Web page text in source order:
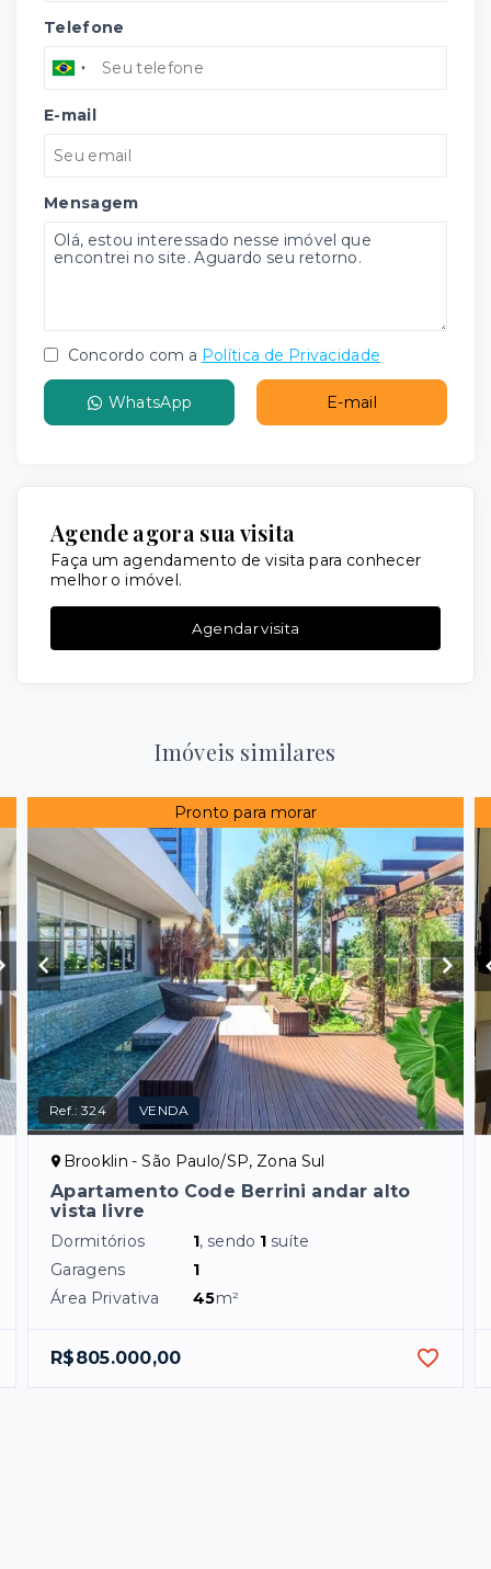
Telefone
E-mail
Mensagem
Concordo com a Política de Privacidade
WhatsApp E-mail
Agende agora sua visita
Faça um agendamento de visita para conhecer
melhor o imóvel.
Agendar visita
Imóveis similares
Pronto para morar
Ref.:324 VENDA
Brooklin - São Paulo/SP, Zona Sul
Apartamento Code Berrini andar alto
vista livre
Dormitórios 1, sendo 1 suíte
Garagens
1
Área Privativa
45m²
R$805.000,00